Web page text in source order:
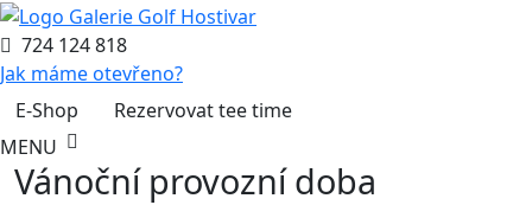
724 124 818
Jak máme otevřeno?
E-Shop
Rezervovat tee time
MENU
Vánoční provozní doba